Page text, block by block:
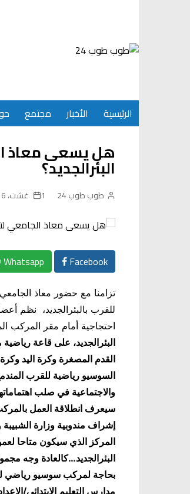
الرئيسية الأخبار مجتمع
هل يسعى معاذ
البئرالجديد؟
طوب طوب 24 1 غشت، 2016
Facebook
Whatsapp
تزامنا مع حضور معاذ
للقرب بالبئرالجديد، نظم
احتجاجية أمام مقر المركب المعني
البئرالجديد، على قاعة
القدم المصغرة وكرة اليد
السوسيو رياضية للقرب
والاجتماعية في صلب
سيعرف انطلاقة العمل
إشراف مندوبية وزارة
المركز الذي سيكون متاحا
البئرالجديد…كالعادة وجه
بحاجة لمركب سوسيو رياضي
مدارس التعليم الابتدائي/